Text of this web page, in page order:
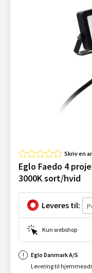
Skriv en
Eglo Faedo 4
3000K sort/hvid
Leveres til:
Kun webshop
Eglo Danmark A/S
Levering til